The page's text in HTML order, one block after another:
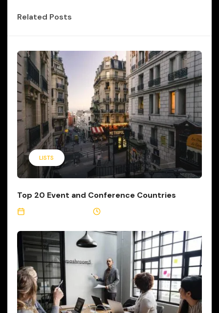
Related Posts
LISTS
Top 20 Event and Conference Countries